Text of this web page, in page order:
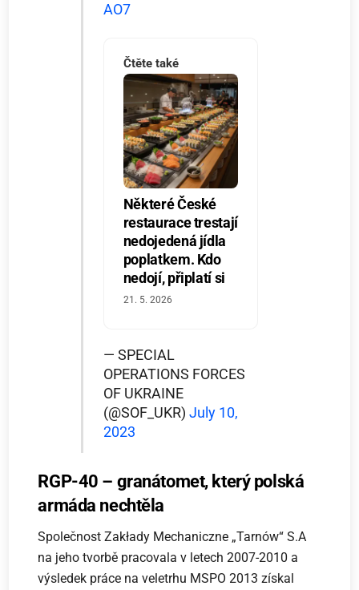
AO7
Čtěte také
Některé České
restaurace trestají
nedojedená jídla
poplatkem. Kdo
nedojí, připlatí si
21. 5. 2026
— SPECIAL
OPERATIONS FORCES
OF UKRAINE
(@SOF_UKR) July 10,
2023
RGP-40 – granátomet, který polská
armáda nechtěla
Společnost Zakłady Mechaniczne „Tarnów“ S.A
na jeho tvorbě pracovala v letech 2007-2010 a
výsledek práce na veletrhu MSPO 2013 získal